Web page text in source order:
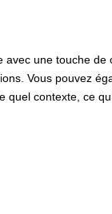
une touche
Vous pouvez
quel contexte, ce